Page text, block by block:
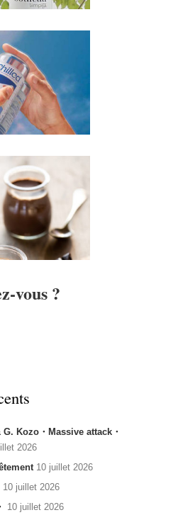
vous ?
Kozo・Massive attack・
2026
10 juillet 2026
10 juillet 2026
10 juillet 2026